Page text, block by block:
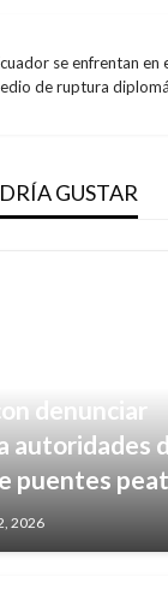
se enfrentan en
de ruptura
GUSTAR
denunciar
autoridades
puentes
2026